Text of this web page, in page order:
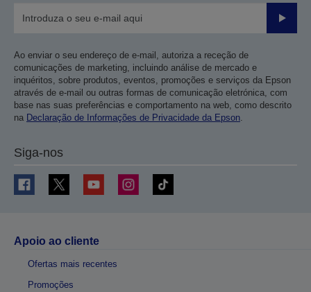
Enviar
Ao enviar o seu endereço de e-mail, autoriza a receção de
comunicações de marketing, incluindo análise de mercado e
inquéritos, sobre produtos, eventos, promoções e serviços da Epson
através de e-mail ou outras formas de comunicação eletrónica, com
base nas suas preferências e comportamento na web, como descrito
na Declaração de Informações de Privacidade da Epson.
Siga-nos
Apoio ao cliente
Ofertas mais recentes
Promoções